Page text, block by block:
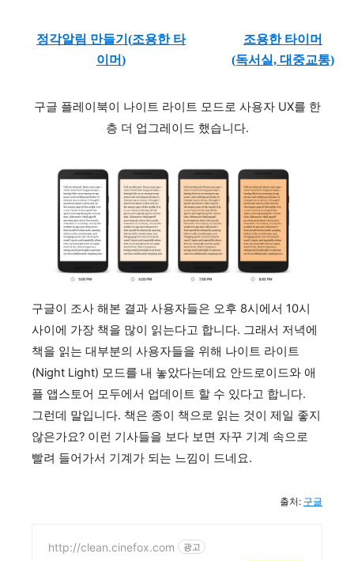
정각알림 만들기(조용한 타
이머)
조용한 타이머
(독서실, 대중교통)
구글 플레이북이 나이트 라이트 모드로 사용자 UX를 한
층 더 업그레이드 했습니다.
구글이 조사 해본 결과 사용자들은 오후 8시에서 10시
사이에 가장 책을 많이 읽는다고 합니다. 그래서 저녁에
책을 읽는 대부분의 사용자들을 위해 나이트 라이트
(Night Light) 모드를 내 놓았다는데요 안드로이드와 애
플 앱스토어 모두에서 업데이트 할 수 있다고 합니다.
그런데 말입니다. 책은 종이 책으로 읽는 것이 제일 좋지
않은가요? 이런 기사들을 보다 보면 자꾸 기계 속으로
빨려 들어가서 기계가 되는 느낌이 드네요.
출처: 구글
http://clean.cinefox.com 광고